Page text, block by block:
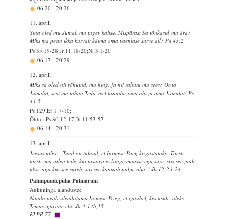
06.20 - 20.26
11. aprill
Sina oled mu Jumal, mu tugev kaitse. Mispärast Sa tõukasid mu ära?
Miks ma pean ikka kurvalt käima oma vaenlase surve all? Ps 43:2
Ps 35:19-28;Jr 11:18-20;Nl 3:1-20
06.17 - 20.29
12. aprill
Miks sa oled nii rõhutud, mu hing, ja nii rahutu mu sees? Oota
Jumalat, sest ma tahan Teda veel tänada, oma abi ja oma Jumalat! Ps
43:5
Ps 129;Ef 1:7-10;
Õhtul: Ps 86:12-17;Jh 11:53-57
06.14 - 20.31
13. aprill
Jeesus ütles: „Tund on tulnud, et Inimese Poeg kirgastataks. Tõesti,
tõesti, ma ütlen teile, kui nisuiva ei lange maasse ega sure, siis see jääb
üksi, aga kui see sureb, siis see kannab palju vilja.“ Jh 12:23-24
Palmipuudepüha Palmarum
Aukuninga alandustee
Nõnda peab ülendatama Inimese Poeg, et igaühel, kes usub, oleks
Temas igavene elu. Jh 3:14b,15
KLPR 77